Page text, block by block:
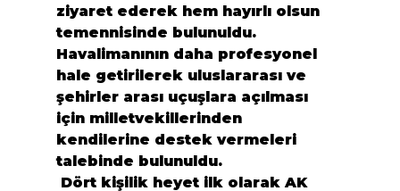
ziyaret ederek hem hayırlı olsun
temennisinde bulunuldu.
Havalimanının daha profesyonel
hale getirilerek uluslararası ve
şehirler arası uçuşlara açılması
için milletvekillerinden
kendilerine destek vermeleri
talebinde bulunuldu.